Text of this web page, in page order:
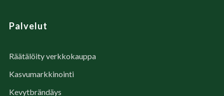
Palvelut
Räätälöity verkkokauppa
Kasvumarkkinointi
Kevytbrändäys